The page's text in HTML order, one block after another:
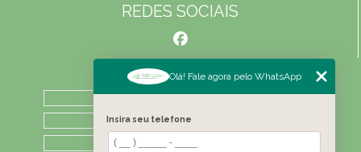
REDES SOCIAIS
MENU
HOME
QUEM SOMOS
ATIVIDADES
Olá! Fale agora pelo WhatsApp
Insira seu telefone